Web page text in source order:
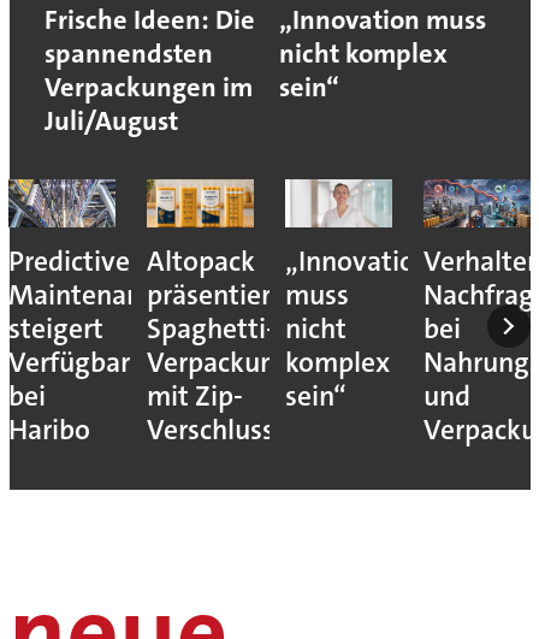
Frische Ideen: Die
spannendsten
Verpackungen im
Juli/August
„Innovation muss
nicht komplex
sein“
Predictive
Maintenance
steigert
Verfügbarkeit
bei
Haribo
Altopack
präsentiert
Spaghetti-
Verpackung
mit Zip-
Verschluss
„Innovation
muss
nicht
komplex
sein“
bei
und